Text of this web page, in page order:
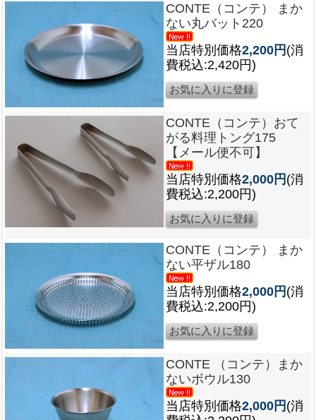
CONTE（コンテ） まか
ない丸バット220
当店特別価格2,200円 (消
費税込:2,420円)
CONTE（コンテ）おて
がる料理トング175
【メール便不可】
当店特別価格2,000円 (消
費税込:2,200円)
CONTE（コンテ） まか
ない平ザル180
当店特別価格2,000円 (消
費税込:2,200円)
CONTE （コンテ）まか
ないボウル130
当店特別価格2,000円 (消